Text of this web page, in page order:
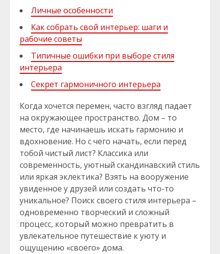
Личные особенности
Как собрать свой интерьер: шаги и
рабочие советы
Типичные ошибки при выборе стиля
интерьера
Секрет гармоничного интерьера
Когда хочется перемен, часто взгляд падает
на окружающее пространство. Дом – то
место, где начинаешь искать гармонию и
вдохновение. Но с чего начать, если перед
тобой чистый лист? Классика или
современность, уютный скандинавский стиль
или яркая эклектика? Взять на вооружение
увиденное у друзей или создать что-то
уникальное? Поиск своего стиля интерьера –
одновременно творческий и сложный
процесс, который можно превратить в
увлекательное путешествие к уюту и
ощущению «своего» дома.